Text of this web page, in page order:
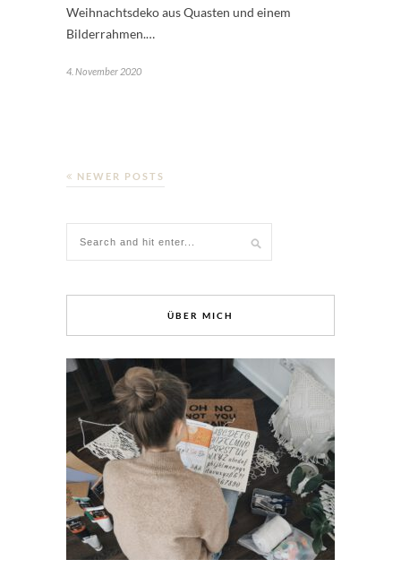
Weihnachtsdeko aus Quasten und einem
Bilderrahmen.…
4. November 2020
NEWER POSTS
ÜBER MICH